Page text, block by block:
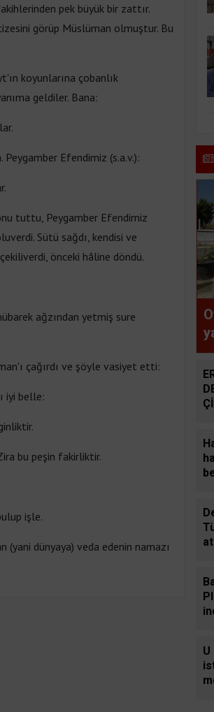
pek büyük bir zattır.
görüp Müslüman olmuştur. Bu
koyunlarına çobanlık
geldiler. Bana:
Efendimiz (s.a.v.):
tuttu, Peygamber Efendimiz
Sütü sağdı, kendisi ve
önceki hâline döndü.
ağzından yetmiş sure
çağırdı ve şöyle vasiyet etti:
iyi belle:
bu peşin fakirliktir.
işle.
(yani dünyaya) veda edenin namazı
U